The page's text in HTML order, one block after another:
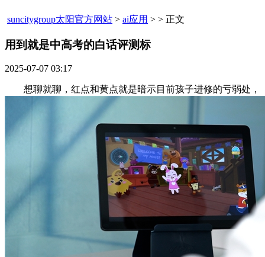
suncitygroup太阳官方网站 > ai应用 > > 正文
用到就是中高考的白话评测标​
2025-07-07 03:17
想聊就聊，红点和黄点就是暗示目前孩子进修的亏弱处，